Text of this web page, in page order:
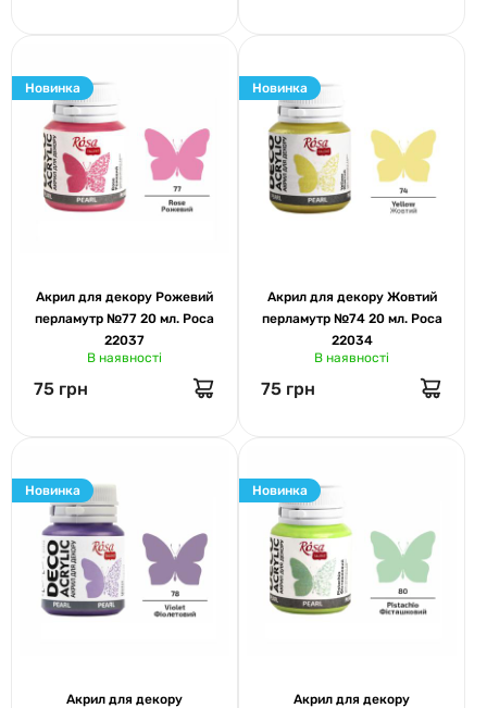
Новинка
Акрил для декору Рожевий
перламутр №77 20 мл. Роса
22037
В наявності
75 грн
Новинка
Акрил для декору Жовтий
перламутр №74 20 мл. Роса
22034
В наявності
75 грн
Новинка
Акрил для декору
Новинка
Акрил для декору